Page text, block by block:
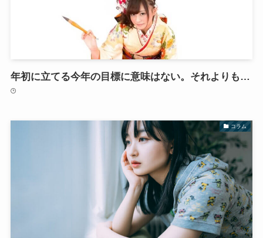
年初に立てる今年の目標に意味はない。それよりも…
コラム